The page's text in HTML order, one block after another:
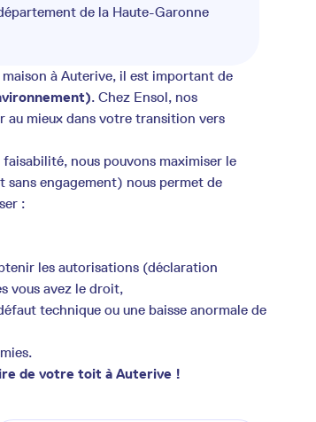
de la Haute-Garonne
à Auterive, il est important de
. Chez Ensol, nos
au mieux dans votre transition vers
nous pouvons maximiser le
engagement) nous permet de
:
les autorisations (déclaration
vous avez le droit,
technique ou une baisse anormale de
de votre toit à Auterive !